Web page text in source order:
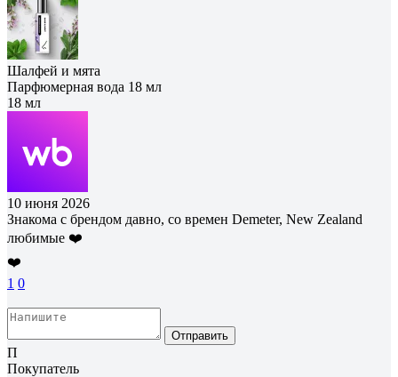
Шалфей и мята
Парфюмерная вода 18 мл
18 мл
10 июня 2026
Знакома с брендом давно, со времен Demeter, New Zealand
любимые ❤️
❤️
1 0
Отправить
П
Покупатель